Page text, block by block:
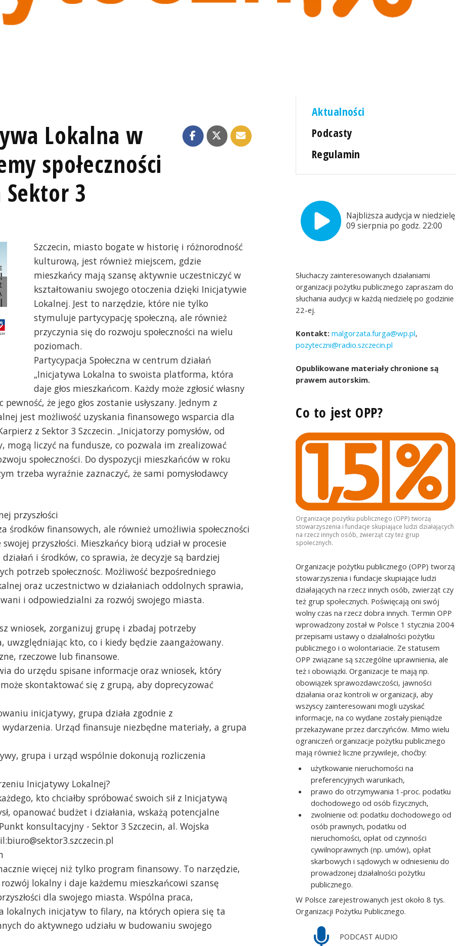
Lokalna w
społeczności
3
Śpiewanie pieśni patriotycznych w Parku im.
Stanisława Nadratowskiego
ZIelony plac Orła
Inicjatywa Lokalna
Szczecin, miasto bogate w historię i różnorodność
kulturową, jest również miejscem, gdzie
mieszkańcy mają szansę aktywnie uczestniczyć w
kształtowaniu swojego otoczenia dzięki Inicjatywie
Lokalnej. Jest to narzędzie, które nie tylko
stymuluje partycypację społeczną, ale również
przyczynia się do rozwoju społeczności na wielu
poziomach.
Partycypacja Społeczna w centrum działań
„Inicjatywa Lokalna to swoista platforma, która
daje głos mieszkańcom. Każdy może zgłosić własny
że jego głos zostanie usłyszany. Jednym z
jest możliwość uzyskania finansowego wsparcia dla
z Sektor 3 Szczecin. „Inicjatorzy pomysłów, od
mogą liczyć na fundusze, co pozwala im zrealizować
społeczności. Do dyspozycji mieszkańców w roku
trzeba wyraźnie zaznaczyć, że sami pomysłodawcy
przyszłości
środków finansowych, ale również umożliwia społeczności
przyszłości. Mieszkańcy biorą udział w procesie
i środków, co sprawia, że decyzje są bardziej
potrzeb społecznośc. Możliwość bezpośredniego
oraz uczestnictwo w działaniach oddolnych sprawia,
i odpowiedzialni za rozwój swojego miasta.
wniosek, zorganizuj grupę i zbadaj potrzeby
uwzględniając kto, co i kiedy będzie zaangażowany.
rzeczowe lub finansowe.
do urzędu spisane informacje oraz wniosek, który
skontaktować się z grupą, aby doprecyzować
inicjatywy, grupa działa zgodnie z
Urząd finansuje niezbędne materiały, a grupa
grupa i urząd wspólnie dokonują rozliczenia
Inicjatywy Lokalnej?
kto chciałby spróbować swoich sił z Inicjatywą
opanować budżet i działania, wskażą potencjalne
konsultacyjny - Sektor 3 Szczecin, al. Wojska
więcej niż tylko program finansowy. To narzędzie,
lokalny i daje każdemu mieszkańcowi szansę
dla swojego miasta. Wspólna praca,
lokalnych inicjatyw to filary, na których opiera się ta
do aktywnego udziału w budowaniu swojego
Aktualności
Podcasty
Regulamin
Najbliższa audycja w niedzielę,
09 sierpnia po godz. 22:00
Słuchaczy zainteresowanych działaniami
organizacji pożytku publicznego zapraszam do
słuchania audycji w każdą niedzielę po godzinie
22-ej.
Kontakt: malgorzata.furga@wp.pl,
pozyteczni@radio.szczecin.pl
Opublikowane materiały chronione są
prawem autorskim.
Co to jest OPP?
Organizacje pożytku publicznego (OPP) tworzą
stowarzyszenia i fundacje skupiające ludzi działających
na rzecz innych osób, zwierząt czy też grup
społecznych.
Organizacje pożytku publicznego (OPP) tworzą
stowarzyszenia i fundacje skupiające ludzi
działających na rzecz innych osób, zwierząt czy
też grup społecznych. Poświęcają oni swój
wolny czas na rzecz dobra innych. Termin OPP
wprowadzony został w Polsce 1 stycznia 2004
przepisami ustawy o działalności pożytku
publicznego i o wolontariacie. Ze statusem
OPP związane są szczególne uprawnienia, ale
też i obowiązki. Organizacje te mają np.
obowiązek sprawozdawczości, jawności
działania oraz kontroli w organizacji, aby
wszyscy zainteresowani mogli uzyskać
informacje, na co wydane zostały pieniądze
przekazywane przez darczyńców. Mimo wielu
ograniczeń organizacje pożytku publicznego
mają również liczne przywileje, choćby:
użytkowanie nieruchomości na
preferencyjnych warunkach,
prawo do otrzymywania 1-proc. podatku
dochodowego od osób fizycznych,
zwolnienie od: podatku dochodowego od
osób prawnych, podatku od
nieruchomości, opłat od czynności
cywilnoprawnych (np. umów), opłat
skarbowych i sądowych w odniesieniu do
prowadzonej działalności pożytku
publicznego.
W Polsce zarejestrowanych jest około 8 tys.
Organizacji Pożytku Publicznego.
PODCAST AUDIO